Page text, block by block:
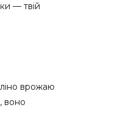
— твій
врожаю
воно